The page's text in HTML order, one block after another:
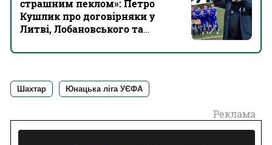
страшним пеклом»: Петро
Кушлик про договірняки у
Литві, Лобановського та
Шахтар Юнацька ліга УЄФА
Реклама